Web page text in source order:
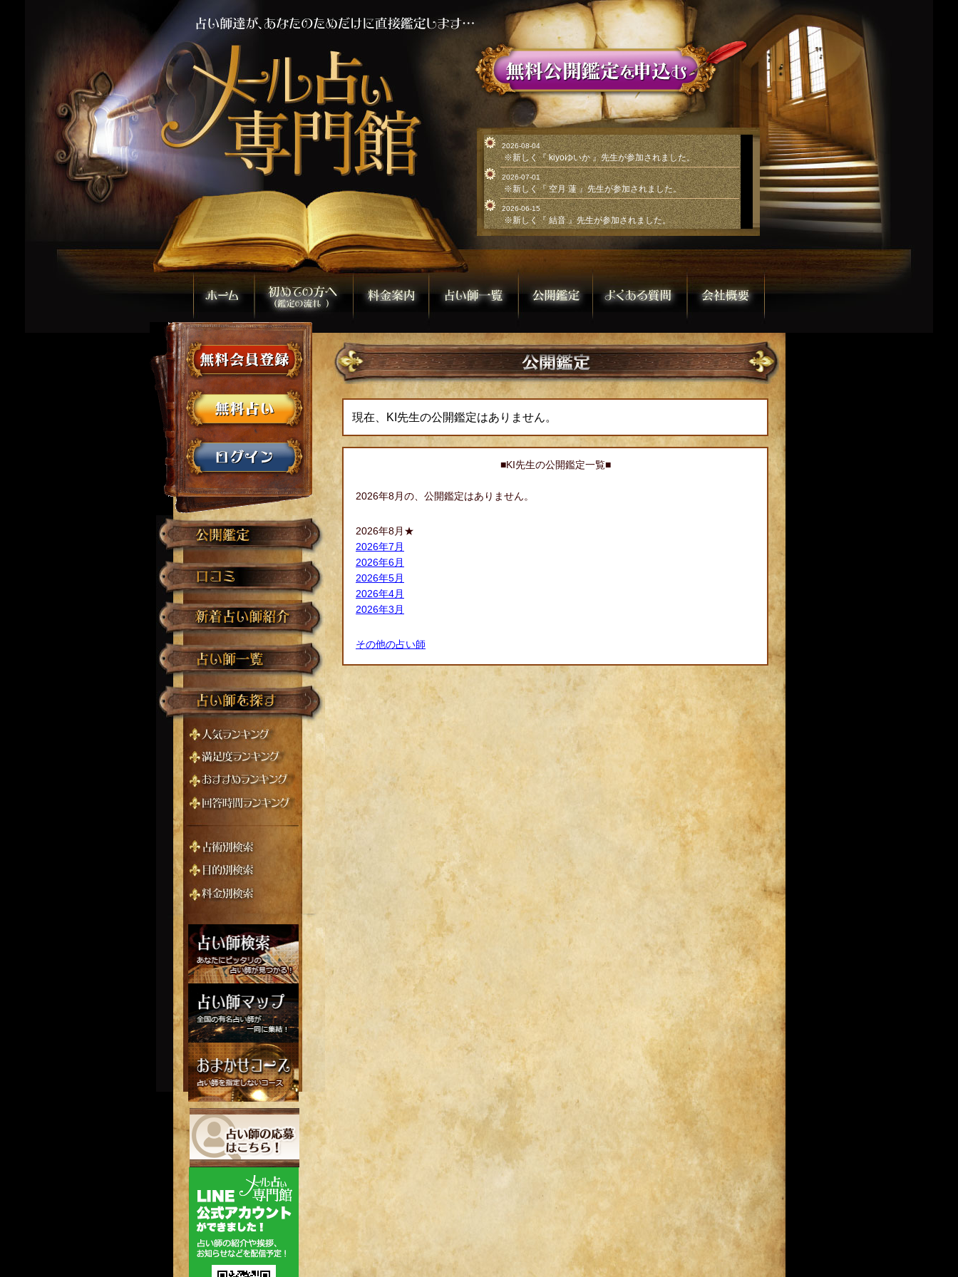
現在、KI先生の公開鑑定はありません。
■KI先生の公開鑑定一覧■
2026年8月の、公開鑑定はありません。
2026年8月★
2026年7月
2026年6月
2026年5月
2026年4月
2026年3月
その他の占い師